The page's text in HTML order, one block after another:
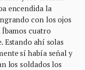
encendida la
con los ojos
cuatro
Estando ahí solas
sí había señal y
los soldados los